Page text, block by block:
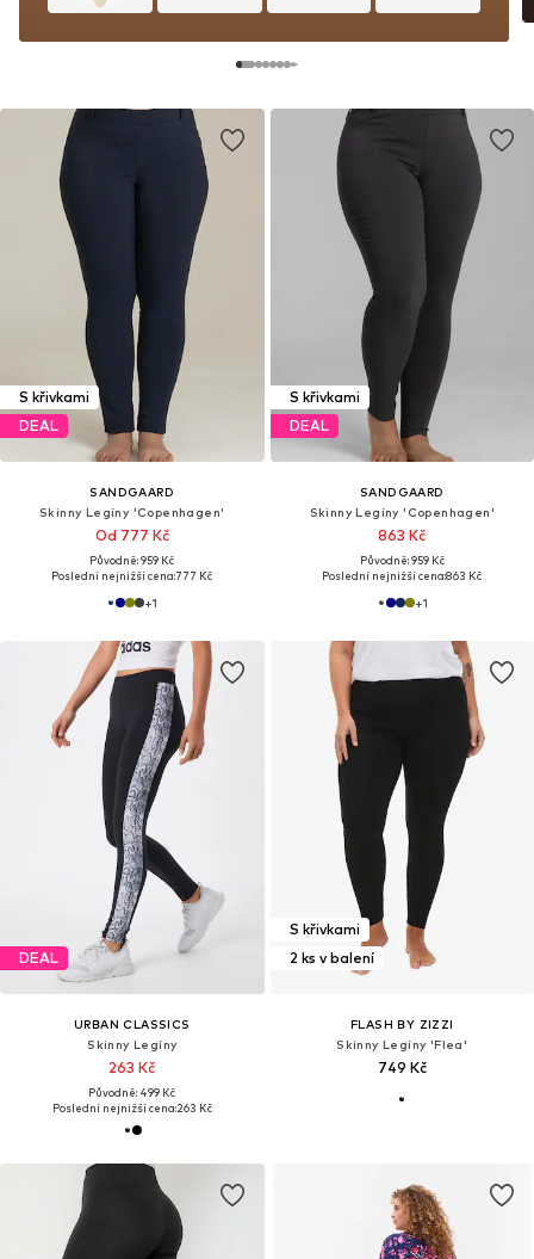
S křivkami
DEAL
SANDGAARD
Skinny Legíny 'Copenhagen'
Od 777 Kč
Původně: 959 Kč
Poslední nejnižší cena:777 Kč
+1
S křivkami
DEAL
SANDGAARD
Skinny Legíny 'Copenhagen'
863 Kč
Původně: 959 Kč
Poslední nejnižší cena:863 Kč
+1
DEAL
URBAN CLASSICS
Skinny Legíny
263 Kč
Původně: 499 Kč
Poslední nejnižší cena:263 Kč
S křivkami
2 ks v balení
FLASH BY ZIZZI
Skinny Legíny 'Flea'
749 Kč